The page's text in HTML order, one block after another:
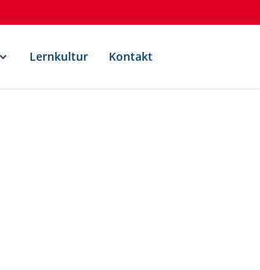
Lernkultur Kontakt